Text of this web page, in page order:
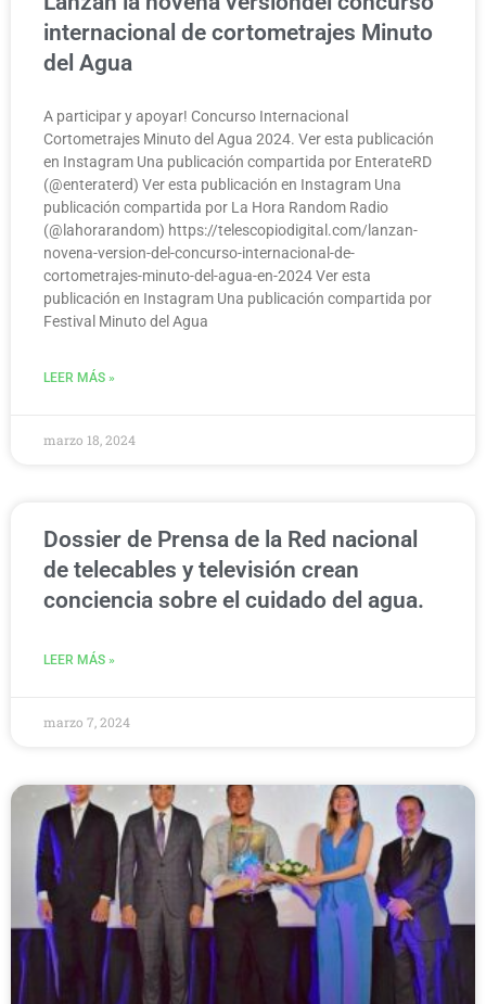
internacional de cortometrajes Minuto
del Agua
A participar y apoyar! Concurso Internacional
Cortometrajes Minuto del Agua 2024. Ver esta publicación
en Instagram Una publicación compartida por EnterateRD
(@enteraterd) Ver esta publicación en Instagram Una
publicación compartida por La Hora Random Radio
(@lahorarandom) https://telescopiodigital.com/lanzan-
novena-version-del-concurso-internacional-de-
cortometrajes-minuto-del-agua-en-2024 Ver esta
publicación en Instagram Una publicación compartida por
Festival Minuto del Agua
LEER MÁS »
marzo 18, 2024
Dossier de Prensa de la Red nacional
de telecables y televisión crean
conciencia sobre el cuidado del agua.
LEER MÁS »
marzo 7, 2024